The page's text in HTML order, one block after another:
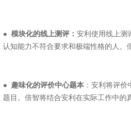
● 模块化的线上测评： 安利使用线上测
认知能力不符合要求和极端性格的人。
● 趣味化的评价中心题本 ：安利将评
题目。倍智将结合安利在实际工作中的